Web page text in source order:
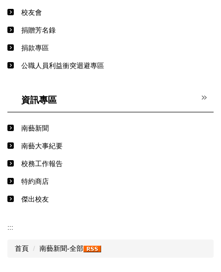
校友會
捐贈芳名錄
捐款專區
公職人員利益衝突迴避專區
資訊專區
南藝新聞
南藝大事紀要
校務工作報告
特約商店
傑出校友
:::
首頁 南藝新聞-全部